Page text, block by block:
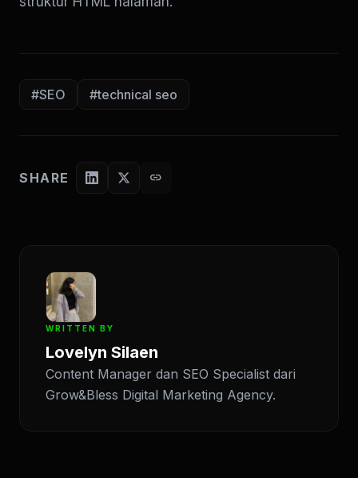
#SEO #technical seo
SHARE link
WRITTEN BY
Lovelyn Silaen
Content Manager dan SEO Specialist dari
Grow&Bless Digital Marketing Agency.